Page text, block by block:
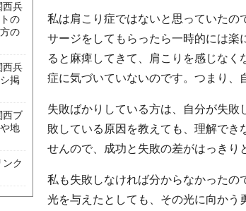
西兵
の
の
西兵
掲
西ブ
地
ク
私は肩こり症ではないと思っていたの
サージをしてもらったら一時的には楽
ると麻痺してきて、肩こりを感じなく
症に気づいていないのです。つまり、
失敗ばかりしている方は、自分が失
敗している原因を教えても、理解でき
せんので、成功と失敗の差がはっきり
私も失敗しなければ分からなかった
光を与えたとしても、その光に向か